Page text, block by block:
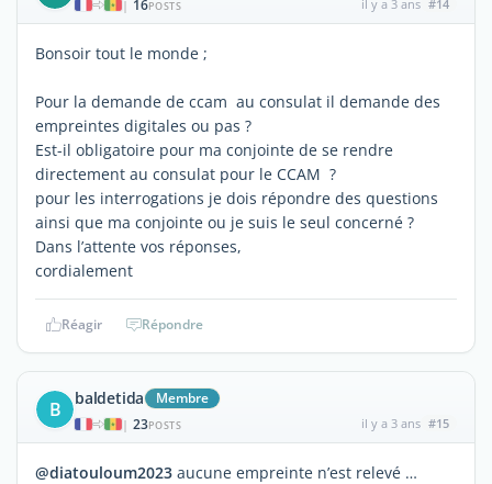
| 16POSTS il y a 3 ans #14
Bonsoir tout le monde ;
Pour la demande de ccam au consulat il demande des
empreintes digitales ou pas ?
Est-il obligatoire pour ma conjointe de se rendre
directement au consulat pour le CCAM ?
pour les interrogations je dois répondre des questions
ainsi que ma conjointe ou je suis le seul concerné ?
Dans l’attente vos réponses,
cordialement
Réagir Répondre
B baldetida Membre
| 23POSTS il y a 3 ans #15
@diatouloum2023 aucune empreinte n’est relevé …